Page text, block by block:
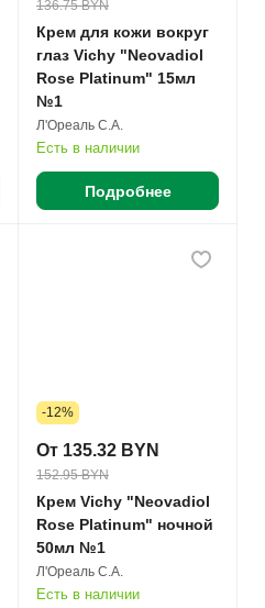
136.75 BYN
Крем для кожи вокруг
глаз Vichy "Neovadiol
Rose Platinum" 15мл
№1
Л'Ореаль С.А.
Есть в наличии
Подробнее
-12%
От 135.32 BYN
152.95 BYN
Крем Vichy "Neovadiol
Rose Platinum" ночной
50мл №1
Л'Ореаль С.А.
Есть в наличии